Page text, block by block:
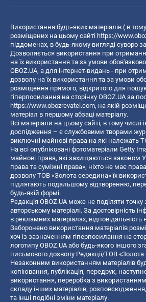
Використання будь-яких матеріалів ( в
розміщених на цьому сайті https://
піддоменах, в будь-якому вигляді суворо
Дозволяється використання при
на їх використання та за умови
OBOZ.UA, а для інтернет-видань - при
дозволу на їх використання та за умови
розміщення прямого, відкритого для
гіперпосилання на сторінку OBOZ.UA за
https://www.obozrevatel.com, на якій
матеріал в першому абзаці матеріалу.
Всі матеріали на цьому сайті, в тому числі
дослідження – є службовими творами
виключні майнові права на які належать
На всі опубліковані фотоматеріали Getty
майнові права, які захищаються законом
права та суміжні права», ніхто не має
дозволу ТОВ «Золота середина» їх
підлягають подальшому відтворенню,
будь-якій формі.
Редакція OBOZ.UA може не поділяти
авторському матеріалі. За достовірність
в рекламних матеріалах,
Заборонено використання матеріалів
хоч із зазначенням гіперпосилання на
логотипу OBOZ.UA або будь-якого іншого
письмового дозволу Редакції/ТОВ
Незаконним використанням матеріалів
копiювання, публiкацiя, передрук,
використання, переробка з
складу інших матеріалів,
та інші подібні зміни матеріалу.